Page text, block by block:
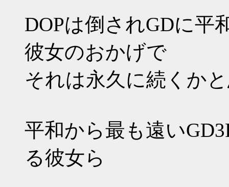
DOPは倒されGDに平
彼女のおかげで
それは永久に続くか
平和から最も遠い
る彼女ら